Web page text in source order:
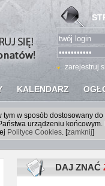
KALENDARZ
zarejestruj
w sposób dostosowany
urządzeniu
Polityce Cookies. [zamknij]
DAJ ZNAĆ